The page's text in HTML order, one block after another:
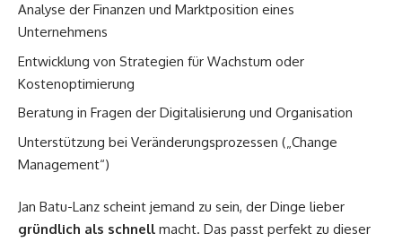
Analyse der Finanzen und Marktposition eines
Unternehmens
Entwicklung von Strategien für Wachstum oder
Kostenoptimierung
Beratung in Fragen der Digitalisierung und Organisation
Unterstützung bei Veränderungsprozessen („Change
Management“)
Jan Batu-Lanz scheint jemand zu sein, der Dinge lieber
gründlich als schnell macht. Das passt perfekt zu dieser